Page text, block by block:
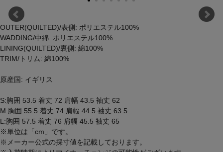
OUTER(QUILTED)/表側: ポリエステル100%
WADDING/中綿: ポリエステル100%
LINING(QUILTED)/裏側: 綿100%
TRIM/トリム: 綿100%
原産国: イギリス
S:胸囲 53.5 着丈 72 肩幅 43.5 袖丈 62
M:胸囲 55.5 着丈 74 肩幅 44.5 袖丈 63.5
L:胸囲 57.5 着丈 76 肩幅 45.5 袖丈 65
※単位は「cm」です。
※メーカー公式の採寸値を記載しております。